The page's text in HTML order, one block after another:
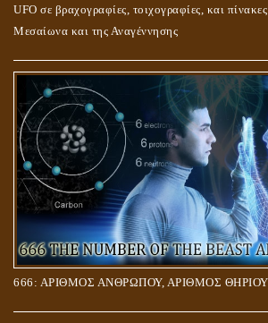
UFO σε βραχογραφίες, τοιχογραφίες, και
Μεσαίωνα και της Αναγέννησης
666: ΑΡΙΘΜΟΣ ΑΝΘΡΩΠΟΥ, ΑΡΙΘΜΟΣ ΘΗΡΙΟΥ